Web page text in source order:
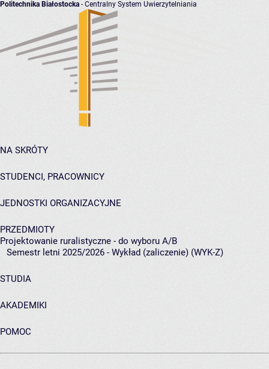
Politechnika Białostocka - Centralny System Uwierzytelniania
NA SKRÓTY
STUDENCI, PRACOWNICY
JEDNOSTKI ORGANIZACYJNE
PRZEDMIOTY
Projektowanie ruralistyczne - do wyboru A/B
Semestr letni 2025/2026 - Wykład (zaliczenie) (WYK-Z)
STUDIA
AKADEMIKI
POMOC